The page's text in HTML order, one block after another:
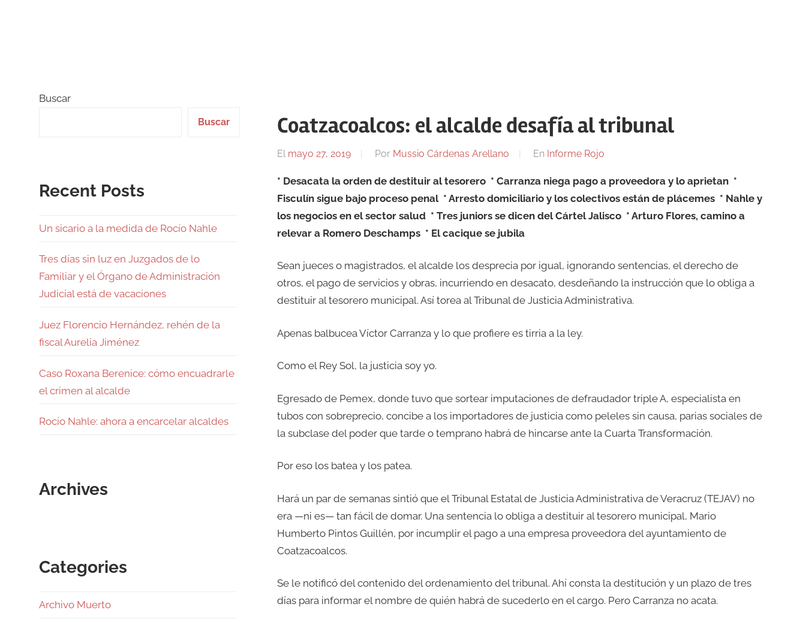
Coatzacoalcos: el alcalde desafía al tribunal
El mayo 27, 2019 Por Mussio Cárdenas Arellano En Informe Rojo
* Desacata la orden de destituir al tesorero * Carranza niega pago a proveedora y lo aprietan *
Fisculín sigue bajo proceso penal * Arresto domiciliario y los colectivos están de plácemes * Nahle y
los negocios en el sector salud * Tres juniors se dicen del Cártel Jalisco * Arturo Flores, camino a
relevar a Romero Deschamps * El cacique se jubila
Sean jueces o magistrados, el alcalde los desprecia por igual, ignorando sentencias, el derecho de
otros, el pago de servicios y obras, incurriendo en desacato, desdeñando la instrucción que lo obliga a
destituir al tesorero municipal. Así torea al Tribunal de Justicia Administrativa.
Apenas balbucea Víctor Carranza y lo que profiere es tirria a la ley.
Como el Rey Sol, la justicia soy yo.
Egresado de Pemex, donde tuvo que sortear imputaciones de defraudador triple A, especialista en
tubos con sobreprecio, concibe a los importadores de justicia como peleles sin causa, parias sociales de
la subclase del poder que tarde o temprano habrá de hincarse ante la Cuarta Transformación.
Por eso los batea y los patea.
Hará un par de semanas sintió que el Tribunal Estatal de Justicia Administrativa de Veracruz (TEJAV) no
era —ni es— tan fácil de domar. Una sentencia lo obliga a destituir al tesorero municipal, Mario
Humberto Pintos Guillén, por incumplir el pago a una empresa proveedora del ayuntamiento de
Coatzacoalcos.
Se le notificó del contenido del ordenamiento del tribunal. Ahí consta la destitución y un plazo de tres
días para informar el nombre de quién habrá de sucederlo en el cargo. Pero Carranza no acata.
Buscar
Buscar
Recent Posts
Un sicario a la medida de Rocío Nahle
Tres días sin luz en Juzgados de lo
Familiar y el Órgano de Administración
Judicial está de vacaciones
Juez Florencio Hernández, rehén de la
fiscal Aurelia Jiménez
Caso Roxana Berenice: cómo encuadrarle
el crimen al alcalde
Rocío Nahle: ahora a encarcelar alcaldes
Archives
Categories
Archivo Muerto